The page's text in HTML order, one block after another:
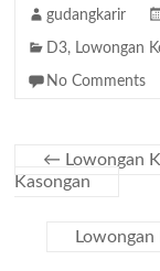
gudangkarir
D3, Lowongan
No Comments
← Lowongan
Kasongan
Lowongan